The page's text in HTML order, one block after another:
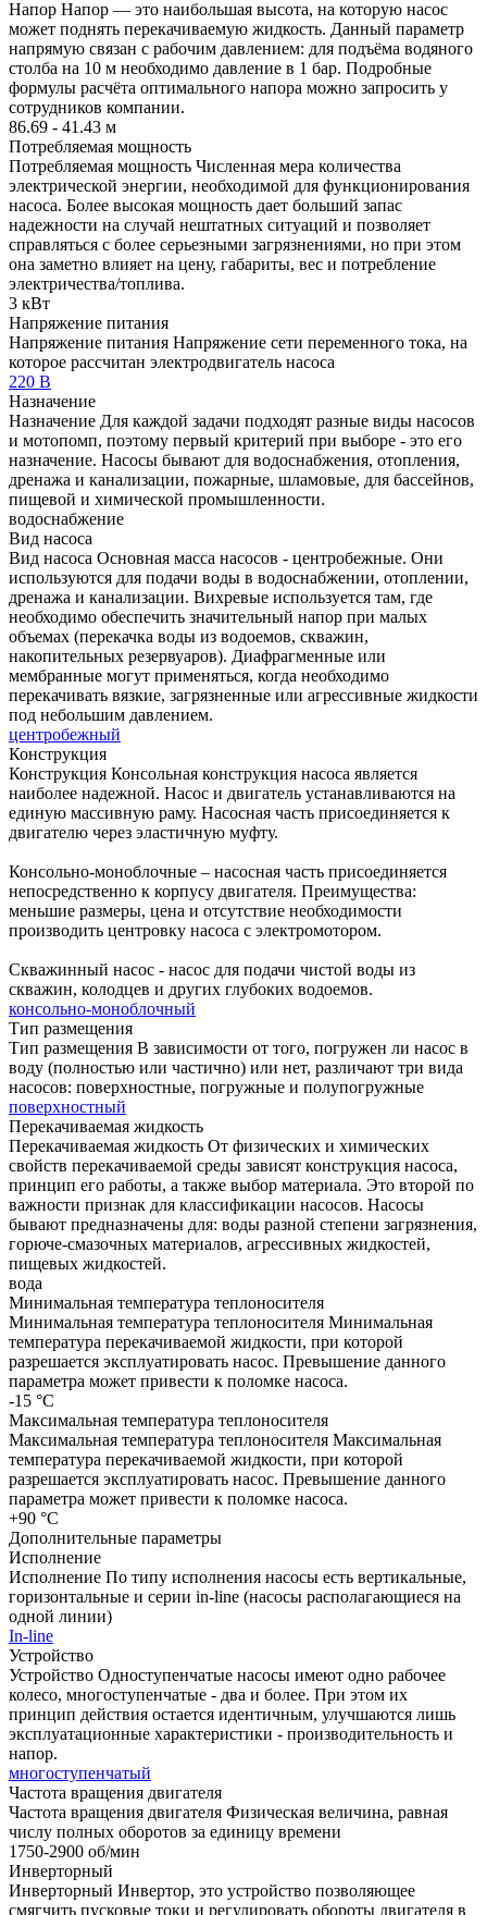
Напор Напор — это наибольшая высота, на которую насос
может поднять перекачиваемую жидкость. Данный параметр
напрямую связан с рабочим давлением: для подъёма водяного
столба на 10 м необходимо давление в 1 бар. Подробные
формулы расчёта оптимального напора можно запросить у
сотрудников компании.
86.69 - 41.43 м
Потребляемая мощность
Потребляемая мощность Численная мера количества
электрической энергии, необходимой для функционирования
насоса. Более высокая мощность дает больший запас
надежности на случай нештатных ситуаций и позволяет
справляться с более серьезными загрязнениями, но при этом
она заметно влияет на цену, габариты, вес и потребление
электричества/топлива.
3 кВт
Напряжение питания
Напряжение питания Напряжение сети переменного тока, на
которое рассчитан электродвигатель насоса
220 В
Назначение
Назначение Для каждой задачи подходят разные виды насосов
и мотопомп, поэтому первый критерий при выборе - это его
назначение. Насосы бывают для водоснабжения, отопления,
дренажа и канализации, пожарные, шламовые, для бассейнов,
пищевой и химической промышленности.
водоснабжение
Вид насоса
Вид насоса Основная масса насосов - центробежные. Они
используются для подачи воды в водоснабжении, отоплении,
дренажа и канализации. Вихревые используется там, где
необходимо обеспечить значительный напор при малых
объемах (перекачка воды из водоемов, скважин,
накопительных резервуаров). Диафрагменные или
мембранные могут применяться, когда необходимо
перекачивать вязкие, загрязненные или агрессивные жидкости
под небольшим давлением.
центробежный
Конструкция
Конструкция Консольная конструкция насоса является
наиболее надежной. Насос и двигатель устанавливаются на
единую массивную раму. Насосная часть присоединяется к
двигателю через эластичную муфту.
Консольно-моноблочные – насосная часть присоединяется
непосредственно к корпусу двигателя. Преимущества:
меньшие размеры, цена и отсутствие необходимости
производить центровку насоса с электромотором.
Скважинный насос - насос для подачи чистой воды из
скважин, колодцев и других глубоких водоемов.
консольно-моноблочный
Тип размещения
Тип размещения В зависимости от того, погружен ли насос в
воду (полностью или частично) или нет, различают три вида
насосов: поверхностные, погружные и полупогружные
поверхностный
Перекачиваемая жидкость
Перекачиваемая жидкость От физических и химических
свойств перекачиваемой среды зависят конструкция насоса,
принцип его работы, а также выбор материала. Это второй по
важности признак для классификации насосов. Насосы
бывают предназначены для: воды разной степени загрязнения,
горюче-смазочных материалов, агрессивных жидкостей,
пищевых жидкостей.
вода
Минимальная температура теплоносителя
Минимальная температура теплоносителя Минимальная
температура перекачиваемой жидкости, при которой
разрешается эксплуатировать насос. Превышение данного
параметра может привести к поломке насоса.
-15 °C
Максимальная температура теплоносителя
Максимальная температура теплоносителя Максимальная
температура перекачиваемой жидкости, при которой
разрешается эксплуатировать насос. Превышение данного
параметра может привести к поломке насоса.
+90 °C
Дополнительные параметры
Исполнение
Исполнение По типу исполнения насосы есть вертикальные,
горизонтальные и серии in-line (насосы располагающиеся на
одной линии)
In-line
Устройство
Устройство Одноступенчатые насосы имеют одно рабочее
колесо, многоступенчатые - два и более. При этом их
принцип действия остается идентичным, улучшаются лишь
эксплуатационные характеристики - производительность и
напор.
многоступенчатый
Частота вращения двигателя
Частота вращения двигателя Физическая величина, равная
числу полных оборотов за единицу времени
1750-2900 об/мин
Инверторный
Инверторный Инвертор, это устройство позволяющее
смягчить пусковые токи и регулировать обороты двигателя в